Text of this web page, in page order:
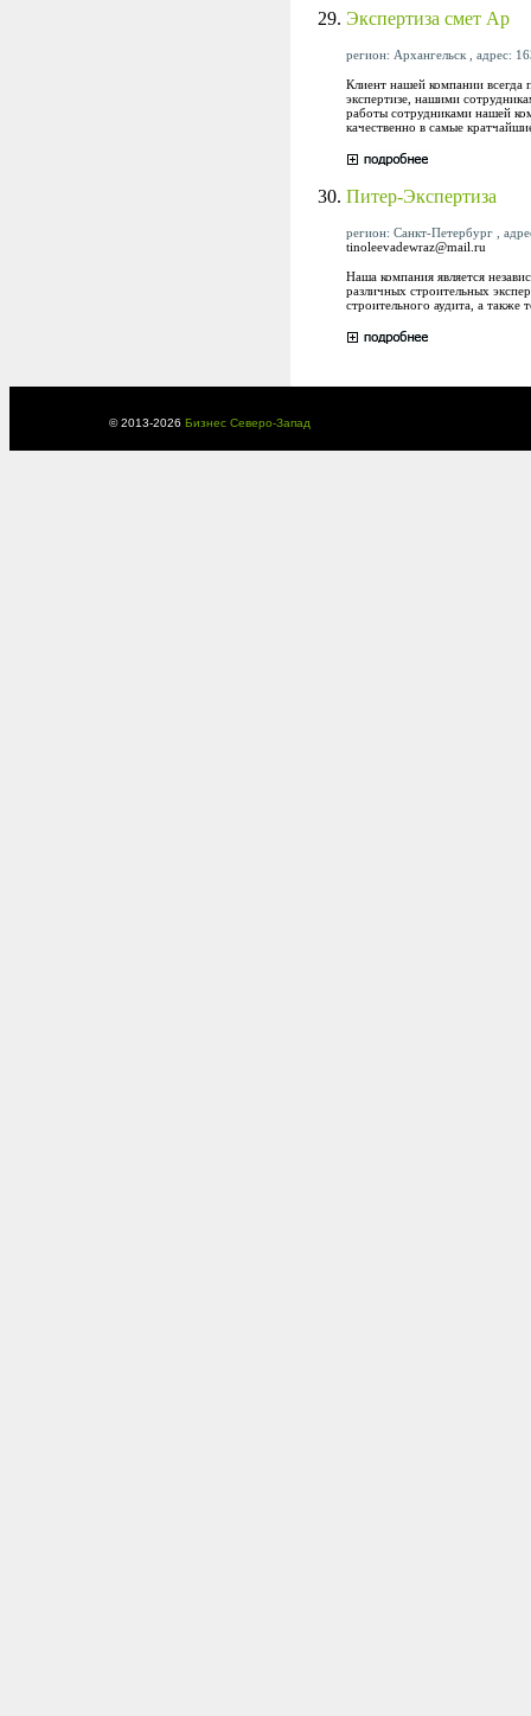
29. Экспертиза смет Ар
регион: Архангельск , адрес:
Клиент нашей компании
экспертизе, нашими
работы сотрудниками нашей
качественно в самые
30. Питер-Экспертиза
регион: Санкт-Петербург ,
tinoleevadewraz@mail.ru
Наша компания является
различных строительных
строительного аудита, а также
© 2013-2026 Бизнес Северо-Запад